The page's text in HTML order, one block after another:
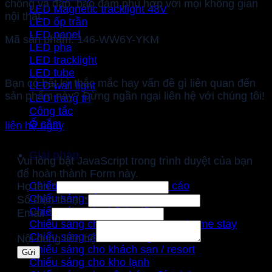
LED Magnetic tracklight 48V
LED ốp trần
LED panel
LED pha
LED tracklight
LED tube
LED wall light
LED trang trí
Công tắc
Ổ cắm
Giải pháp
Chiếu sáng bảng hiệu quảng cáo
Chiếu sáng cảnh quan landscape
Chiếu sáng cho bệnh viện
Chiếu sáng cho các farm stay & home stay
Chiếu sáng cho cầu cảng
Chiếu sáng cho khách sạn / resort
Chiếu sáng cho kho lạnh
chống va đập, bảo đảm phù hợp với mọi không gian
nội thất.
Mã sản phẩm: 146-WW6Y-YKM
Bạn có bất kỳ thắc mắc hay vấn đề gì liên quan đến
sản phẩm này? Đừng ngần ngại liên hệ với chúng tôi!
liên hệ ngay
Vui lòng bật JavaScript trong trình duyệt của bạn
để hoàn thành Form này.
Họ tên*
Số điện thoại*
Email*
Nội dung liên hệ
Gửi